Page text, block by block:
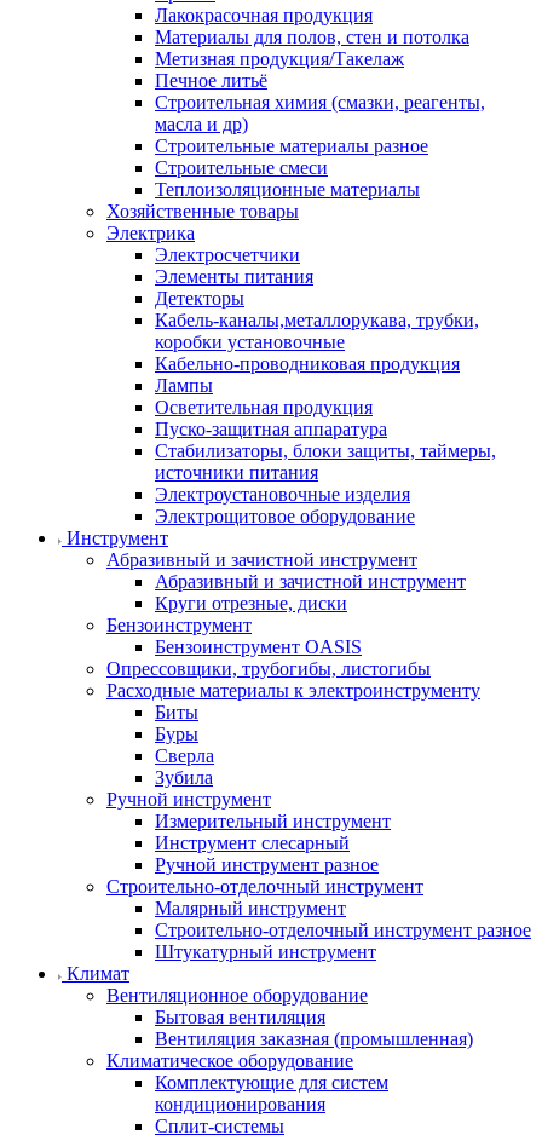
Лакокрасочная продукция
Материалы для полов, стен и потолка
Метизная продукция/Такелаж
Печное литьё
Строительная химия (смазки, реагенты,
масла и др)
Строительные материалы разное
Строительные смеси
Теплоизоляционные материалы
Хозяйственные товары
Электрика
Электросчетчики
Элементы питания
Детекторы
Кабель-каналы,металлорукава, трубки,
коробки установочные
Кабельно-проводниковая продукция
Лампы
Осветительная продукция
Пуско-защитная аппаратура
Стабилизаторы, блоки защиты, таймеры,
источники питания
Электроустановочные изделия
Электрощитовое оборудование
Инструмент
Абразивный и зачистной инструмент
Абразивный и зачистной инструмент
Круги отрезные, диски
Бензоинструмент
Бензоинструмент OASIS
Опрессовщики, трубогибы, листогибы
Расходные материалы к электроинструменту
Биты
Буры
Сверла
Зубила
Ручной инструмент
Измерительный инструмент
Инструмент слесарный
Ручной инструмент разное
Строительно-отделочный инструмент
Малярный инструмент
Строительно-отделочный инструмент разное
Штукатурный инструмент
Климат
Вентиляционное оборудование
Бытовая вентиляция
Вентиляция заказная (промышленная)
Климатическое оборудование
Комплектующие для систем
кондиционирования
Сплит-системы